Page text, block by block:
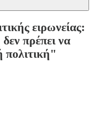
ειρωνείας:
πρέπει να
πολιτική"